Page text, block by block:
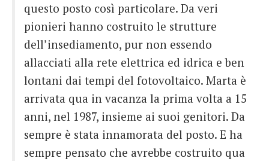
questo posto così particolare. Da veri
pionieri hanno costruito le strutture
dell’insediamento, pur non essendo
allacciati alla rete elettrica ed idrica e ben
lontani dai tempi del fotovoltaico. Marta è
arrivata qua in vacanza la prima volta a 15
anni, nel 1987, insieme ai suoi genitori. Da
sempre è stata innamorata del posto. E ha
sempre pensato che avrebbe costruito qua